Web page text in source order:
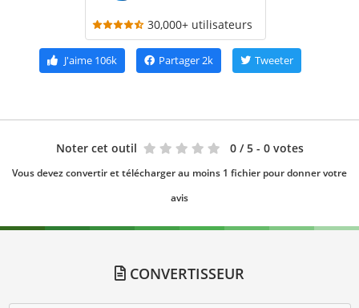
30,000+ utilisateurs
J'aime106k Partager2k Tweeter
Noter cet outil 0 / 5 - 0 votes
Vous devez convertir et télécharger au moins 1 fichier pour donner votre
avis
CONVERTISSEUR